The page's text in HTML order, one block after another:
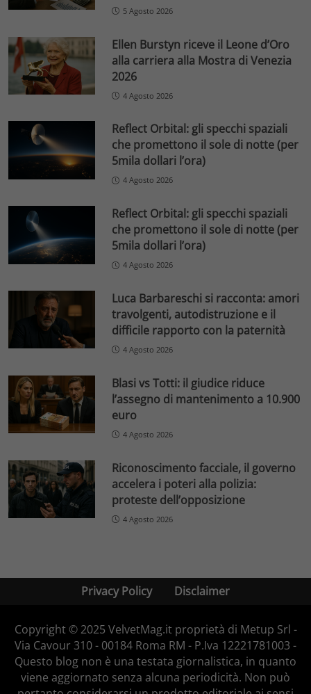
5 Agosto 2026
Ellen Burstyn riceve il Leone d’Oro
alla carriera alla Mostra di Venezia
2026
4 Agosto 2026
Reflect Orbital: gli specchi spaziali
che promettono il sole di notte (per
5mila dollari l’ora)
4 Agosto 2026
Reflect Orbital: gli specchi spaziali
che promettono il sole di notte (per
5mila dollari l’ora)
4 Agosto 2026
Luca Barbareschi si racconta: amori
travolgenti, autodistruzione e il
difficile rapporto con la paternità
4 Agosto 2026
Blasi vs Totti: il giudice riduce
l’assegno di mantenimento a 10.900
euro
4 Agosto 2026
Riconoscimento facciale, il governo
accelera i poteri alla polizia:
proteste dell’opposizione
4 Agosto 2026
Privacy Policy Disclaimer
Copyright © 2025 VelvetMag.it proprietà di Metup Srl -
Via Cavour 310 - 00184 Roma RM - P.Iva 12221781003 -
Questo blog non è una testata giornalistica, in quanto
viene aggiornato senza alcuna periodicità. Non può